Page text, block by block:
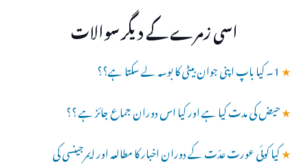
اسی زمرے کے دیگر سوالات
★1۔ کیا باپ اپنی جوان بیٹی کا بوسہ لے سکتا ہے؟؟
★حیض کی مدت کیا ہے اور کیا اس دوران جماع جائز ہے ؟؟
★کیا کوئی عورت عدّت کے دوران اخبار کا مطالعہ اور ایمرجینسی کی